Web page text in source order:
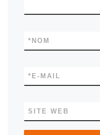
NOM
*
E-MAIL
*
SITE WEB